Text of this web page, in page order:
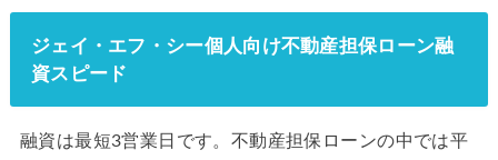
ジェイ・エフ・シー個人向け不動産担保ローン融
資スピード
融資は最短3営業日です。不動産担保ローンの中では平